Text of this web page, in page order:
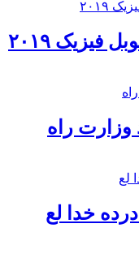
فیزیک ۲۰۱۹
وزارت راه
خدا لع